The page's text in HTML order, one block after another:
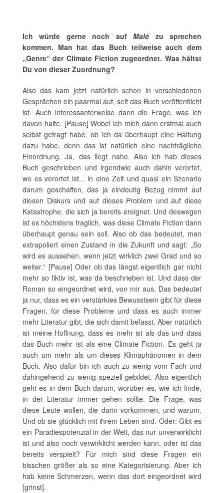
Ich würde gerne noch aufMalé zu sprechen
kommen. Man hat das Buch teilweise auch dem
„Genre“ der Climate Fiction zugeordnet. Was hältst
Du von dieser Zuordnung?
Also das kam jetzt natürlich schon in verschiedenen
Gesprächen ein paarmal auf, seit das Buch veröffentlicht
ist. Auch interessanterweise dann die Frage, was ich
davon halte. [Pause] Wobei ich mich dann erstmal auch
selbst gefragt habe, ob ich da überhaupt eine Haltung
dazu habe, denn das ist natürlich eine nachträgliche
Einordnung. Ja, das liegt nahe. Also ich hab dieses
Buch geschrieben und irgendwie auch dahin verortet,
wo es verortet ist... in eine Zeit und quasi ein Szenario
darum geschaffen, das ja eindeutig Bezug nimmt auf
diesen Diskurs und auf dieses Problem und auf diese
Katastrophe, die sich ja bereits ereignet. Und deswegen
ist es höchstens fraglich, was diese Climate Fiction dann
überhaupt genau sein soll. Also ob das bedeutet, man
extrapoliert einen Zustand in die Zukunft und sagt: „So
wird es aussehen, wenn jetzt wirklich zwei Grad und so
weiter.“ [Pause] Oder ob das längst eigentlich gar nicht
mehr so fiktiv ist, was da beschrieben ist. Und dass der
Roman so eingeordnet wird, von mir aus. Das bedeutet
ja nur, dass es ein verstärktes Bewusstsein gibt für diese
Fragen, für diese Probleme und dass es auch immer
mehr Literatur gibt, die sich damit befasst. Aber natürlich
ist meine Hoffnung, dass es mehr ist als das und dass
das Buch mehr ist als eine Climate Fiction. Es geht ja
auch um mehr als um dieses Klimaphänomen in dem
Buch. Also dafür bin ich auch zu wenig vom Fach und
dahingehend zu wenig speziell gebildet. Also eigentlich
geht es in dem Buch darum, worüber es, wie ich finde,
in der Literatur immer gehen sollte. Die Frage, was
diese Leute wollen, die darin vorkommen, und warum.
Und ob sie glücklich mit ihrem Leben sind. Oder: Gibt es
ein Paradiespotenzial in der Welt, das nur unverwirklicht
ist und also noch verwirklicht werden kann, oder ist das
bereits verspielt? Für mich sind diese Fragen ein
bisschen größer als so eine Kategorisierung. Aber ich
hab keine Schmerzen, wenn das dort eingeordnet wird
[grinst].